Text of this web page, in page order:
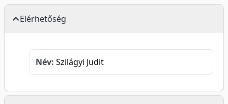
Elérhetőség
Név: Szilágyi Judit